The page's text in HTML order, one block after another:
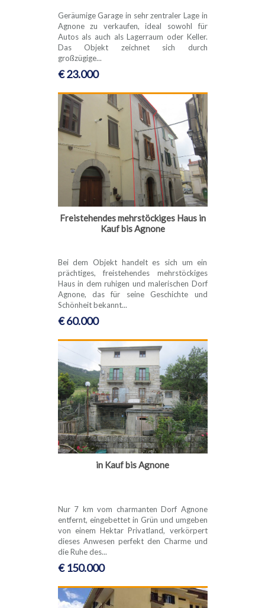
Geräumige Garage in sehr zentraler Lage in
Agnone zu verkaufen, ideal sowohl für
Autos als auch als Lagerraum oder Keller.
Das Objekt zeichnet sich durch
großzügige...
€ 23.000
Freistehendes mehrstöckiges Haus in
Kauf bis Agnone
Bei dem Objekt handelt es sich um ein
prächtiges, freistehendes mehrstöckiges
Haus in dem ruhigen und malerischen Dorf
Agnone, das für seine Geschichte und
Schönheit bekannt...
€ 60.000
in Kauf bis Agnone
Nur 7 km vom charmanten Dorf Agnone
entfernt, eingebettet in Grün und umgeben
von einem Hektar Privatland, verkörpert
dieses Anwesen perfekt den Charme und
die Ruhe des...
€ 150.000